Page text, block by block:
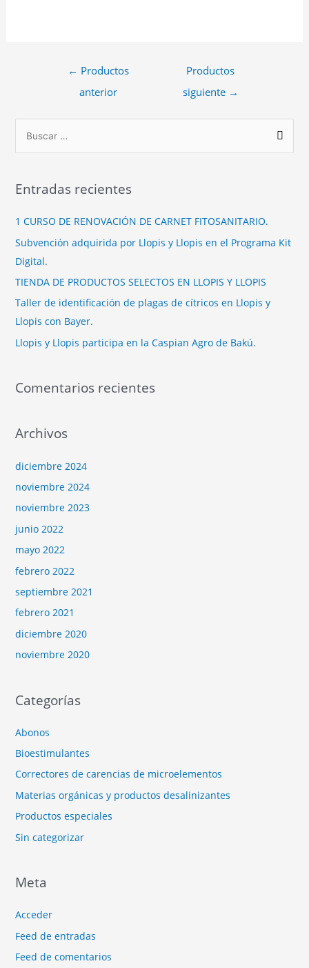
← Productos
anterior
Productos
siguiente →
Entradas recientes
1 CURSO DE RENOVACIÓN DE CARNET FITOSANITARIO.
Subvención adquirida por Llopis y Llopis en el Programa Kit
Digital.
TIENDA DE PRODUCTOS SELECTOS EN LLOPIS Y LLOPIS
Taller de identificación de plagas de cítricos en Llopis y
Llopis con Bayer.
Llopis y Llopis participa en la Caspian Agro de Bakú.
Comentarios recientes
Archivos
diciembre 2024
noviembre 2024
noviembre 2023
junio 2022
mayo 2022
febrero 2022
septiembre 2021
febrero 2021
diciembre 2020
noviembre 2020
Categorías
Abonos
Bioestimulantes
Correctores de carencias de microelementos
Materias orgánicas y productos desalinizantes
Productos especiales
Sin categorizar
Meta
Acceder
Feed de entradas
Feed de comentarios